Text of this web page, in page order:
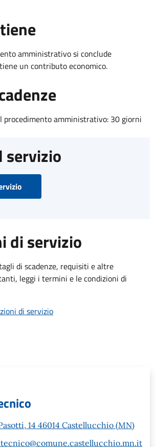
amministrativo si conclude
un contributo economico.
procedimento amministrativo: 30 giorni
servizio
di servizio
di scadenze, requisiti e altre
leggi i termini e le condizioni di
di servizio
14 46014 Castellucchio (MN)